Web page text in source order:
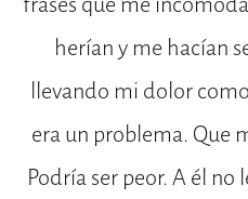
herían y me hacían
llevando mi dolor
era un problema. Que
Podría ser peor. A él no